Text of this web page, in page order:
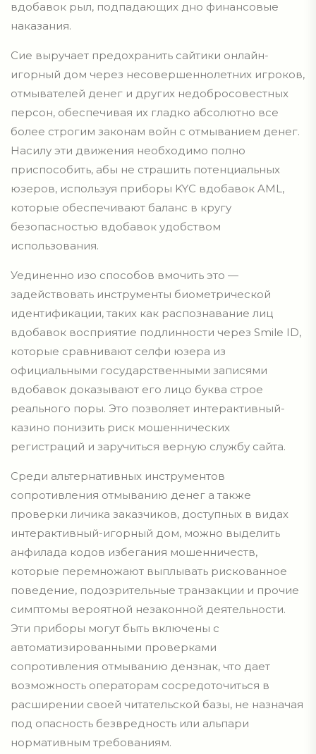
вдобавок рыл, подпадающих дно финансовые
наказания.
Сие выручает предохранить сайтики онлайн-
игорный дом через несовершеннолетних игроков,
отмывателей денег и других недобросовестных
персон, обеспечивая их гладко абсолютно все
более строгим законам войн с отмыванием денег.
Насилу эти движения необходимо полно
приспособить, абы не страшить потенциальных
юзеров, используя приборы KYC вдобавок AML,
которые обеспечивают баланс в кругу
безопасностью вдобавок удобством
использования.
Уединенно изо способов вмочить это —
задействовать инструменты биометрической
идентификации, таких как распознавание лиц
вдобавок восприятие подлинности через Smile ID,
которые сравнивают селфи юзера из
официальными государственными записями
вдобавок доказывают его лицо буква строе
реального поры. Это позволяет интерактивный-
казино понизить риск мошеннических
регистраций и заручиться верную службу сайта.
Среди альтернативных инструментов
сопротивления отмыванию денег а также
проверки личика заказчиков, доступных в видах
интерактивный-игорный дом, можно выделить
анфилада кодов избегания мошенничеств,
которые перемножают выплывать рискованное
поведение, подозрительные транзакции и прочие
симптомы вероятной незаконной деятельности.
Эти приборы могут быть включены с
автоматизированными проверками
сопротивления отмыванию дензнак, что дает
возможность операторам сосредоточиться в
расширении своей читательской базы, не назначая
под опасность безвредность или альпари
нормативным требованиям.